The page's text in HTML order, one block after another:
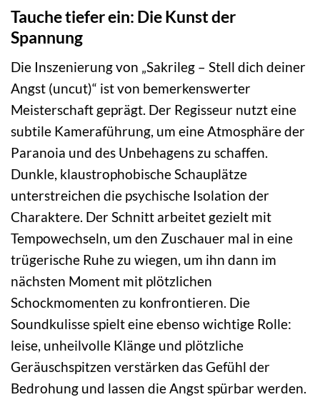
Tauche tiefer ein: Die Kunst der
Spannung
Die Inszenierung von „Sakrileg – Stell dich deiner
Angst (uncut)“ ist von bemerkenswerter
Meisterschaft geprägt. Der Regisseur nutzt eine
subtile Kameraführung, um eine Atmosphäre der
Paranoia und des Unbehagens zu schaffen.
Dunkle, klaustrophobische Schauplätze
unterstreichen die psychische Isolation der
Charaktere. Der Schnitt arbeitet gezielt mit
Tempowechseln, um den Zuschauer mal in eine
trügerische Ruhe zu wiegen, um ihn dann im
nächsten Moment mit plötzlichen
Schockmomenten zu konfrontieren. Die
Soundkulisse spielt eine ebenso wichtige Rolle:
leise, unheilvolle Klänge und plötzliche
Geräuschspitzen verstärken das Gefühl der
Bedrohung und lassen die Angst spürbar werden.